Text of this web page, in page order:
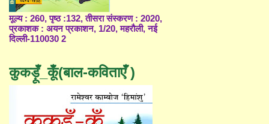
मूल्य : 260, पृष्ठ :132, तीसरा संस्करण : 2020,
प्रकाशक : अयन प्रकाशन, 1/20, महरौली, नई
दिल्ली-110030 2
कुकड़ूँ_कूँ(बाल-कविताएँ )